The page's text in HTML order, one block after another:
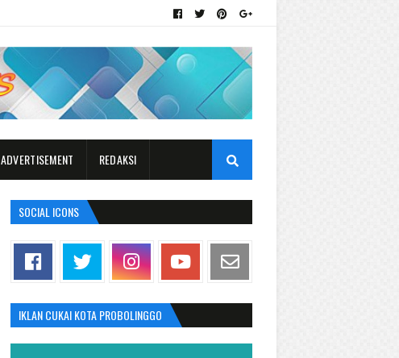
ADVERTISEMENT REDAKSI
SOCIAL ICONS
IKLAN CUKAI KOTA PROBOLINGGO